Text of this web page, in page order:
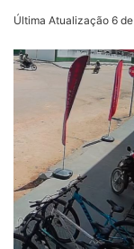
Última Atualização 6